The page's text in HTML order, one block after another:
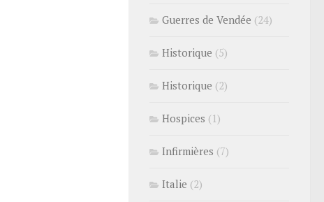
Guerres de Vendée (24)
Historique (5)
Historique (2)
Hospices (1)
Infirmières (7)
Italie (2)